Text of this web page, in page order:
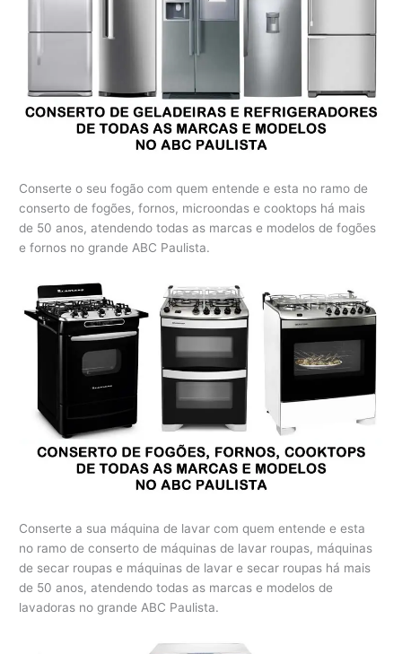
Conserte o seu fogão com quem entende e esta no ramo de
conserto de fogões, fornos, microondas e cooktops há mais
de 50 anos, atendendo todas as marcas e modelos de fogões
e fornos no grande ABC Paulista.
Conserte a sua máquina de lavar com quem entende e esta
no ramo de conserto de máquinas de lavar roupas, máquinas
de secar roupas e máquinas de lavar e secar roupas há mais
de 50 anos, atendendo todas as marcas e modelos de
lavadoras no grande ABC Paulista.